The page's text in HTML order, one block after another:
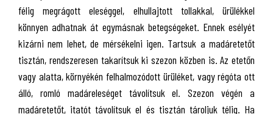
félig megrágott eleséggel, elhullajtott tollakkal, ürülékkel
könnyen adhatnak át egymásnak betegségeket. Ennek esélyét
kizárni nem lehet, de mérsékelni igen. Tartsuk a madáretetőt
tisztán, rendszeresen takarítsuk ki szezon közben is. Az etetőn
vagy alatta, környékén felhalmozódott ürüléket, vagy régóta ott
álló, romló madáreleséget távolítsuk el. Szezon végén a
madáretetőt, itatót távolítsuk el és tisztán tároljuk télig. Ha